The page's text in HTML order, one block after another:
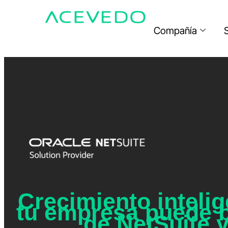
Compañía
Crecimiento
tu empresa puede